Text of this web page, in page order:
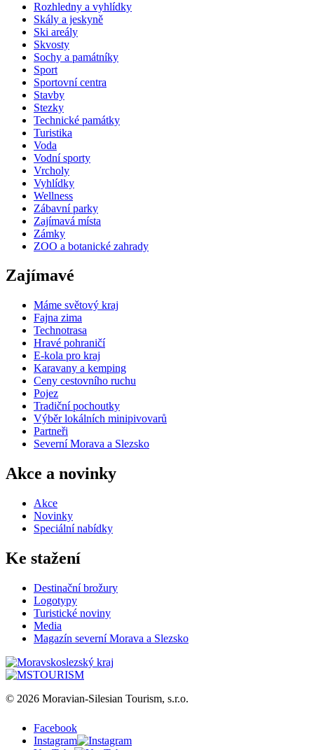
Rozhledny a vyhlídky
Skály a jeskyně
Ski areály
Skvosty
Sochy a památníky
Sport
Sportovní centra
Stavby
Stezky
Technické památky
Turistika
Voda
Vodní sporty
Vrcholy
Vyhlídky
Wellness
Zábavní parky
Zajímavá místa
Zámky
ZOO a botanické zahrady
Zajímavé
Máme světový kraj
Fajna zima
Technotrasa
Hravé pohraničí
E-kola pro kraj
Karavany a kemping
Ceny cestovního ruchu
Pojez
Tradiční pochoutky
Výběr lokálních minipivovarů
Partneři
Severní Morava a Slezsko
Akce a novinky
Akce
Novinky
Speciální nabídky
Ke stažení
Destinační brožury
Logotypy
Turistické noviny
Media
Magazín severní Morava a Slezsko
© 2026 Moravian-Silesian Tourism, s.r.o.
Facebook
Instagram